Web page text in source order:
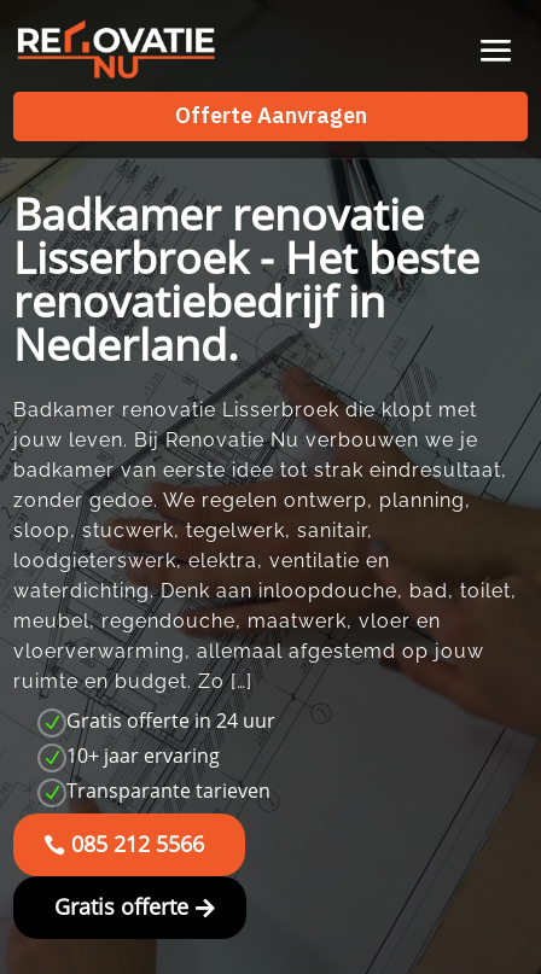
Offerte Aanvragen
Offerte Aanvragen
Badkamer renovatie
Lisserbroek - Het beste
renovatiebedrijf in
Nederland.
Badkamer renovatie Lisserbroek die klopt met
jouw leven.​ Bij Renovatie Nu verbouwen we je
badkamer van eerste idee tot strak eindresultaat,
zonder gedoe.​ We regelen ontwerp, planning,
sloop, stucwerk, tegelwerk, sanitair,
loodgieterswerk, elektra, ventilatie en
waterdichting.​ Denk aan inloopdouche, bad, toilet,
meubel, regendouche, maatwerk, vloer en
vloerverwarming, allemaal afgestemd op jouw
ruimte en budget.​ Zo […]
N Gratis offerte in 24 uur
N 10+ jaar ervaring
N Transparante tarieven
085 212 5566
Gratis offerte